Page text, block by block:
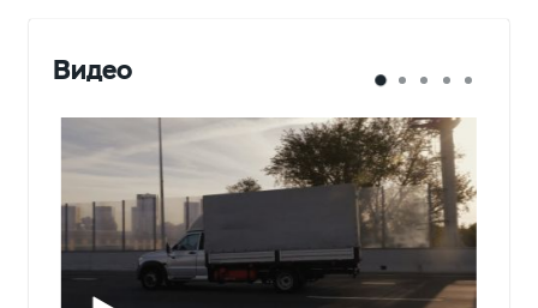
Видео